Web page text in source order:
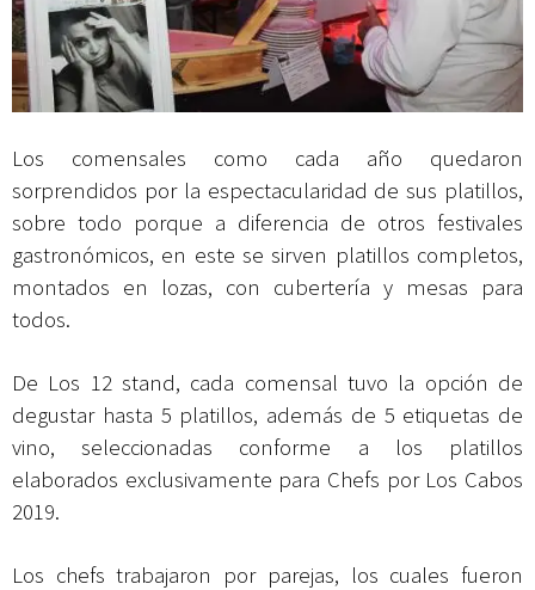
Los comensales como cada año quedaron
sorprendidos por la espectacularidad de sus platillos,
sobre todo porque a diferencia de otros festivales
gastronómicos, en este se sirven platillos completos,
montados en lozas, con cubertería y mesas para
todos.
De Los 12 stand, cada comensal tuvo la opción de
degustar hasta 5 platillos, además de 5 etiquetas de
vino, seleccionadas conforme a los platillos
elaborados exclusivamente para Chefs por Los Cabos
2019.
Los chefs trabajaron por parejas, los cuales fueron